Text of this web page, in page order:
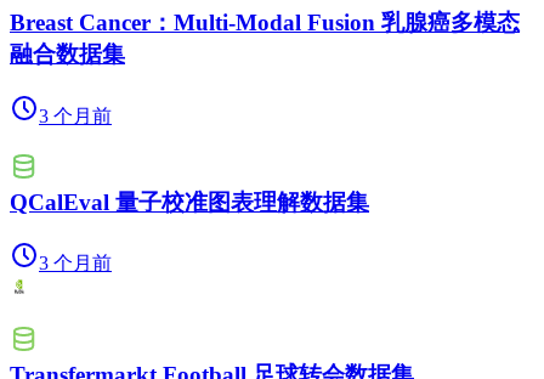
Breast Cancer：Multi-Modal Fusion 乳腺癌多模态
融合数据集
3 个月前
QCalEval 量子校准图表理解数据集
3 个月前